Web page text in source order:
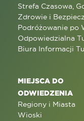
Strefa Czasowa,
Zdrowie i
Podróżowanie po
Odpowiedzialna
Biura Informacji
MIEJSCA DO
ODWIEDZENIA
Regiony i Miasta
Wioski